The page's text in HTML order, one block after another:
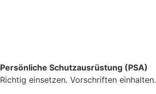
Persönliche Schutzausrüstung (PSA)
Richtig einsetzen. Vorschriften einhalten.